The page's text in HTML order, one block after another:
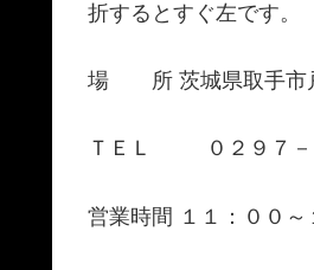
折するとすぐ左です。
場 所 茨城県取手市
ＴＥＬ ０２９７－
営業時間 １１：００